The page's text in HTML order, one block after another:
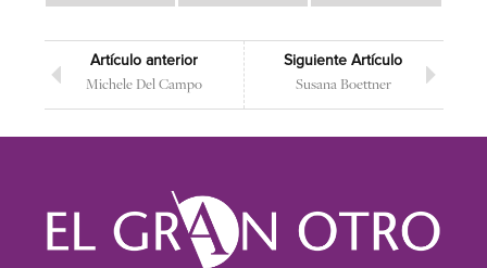
Artículo anterior
Michele Del Campo
Siguiente Artículo
Susana Boettner